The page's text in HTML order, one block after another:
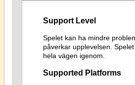
Support Level
Spelet kan ha mindre
påverkar upplevelsen.
hela vägen igenom.
Supported Platforms